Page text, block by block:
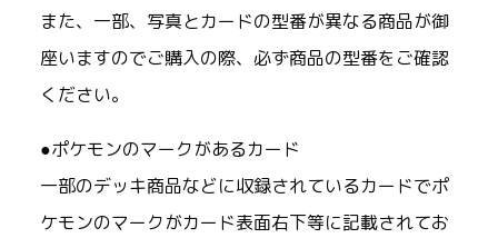
また、一部、写真とカードの型番が異なる商品が御
座いますのでご購入の際、必ず商品の型番をご確認
ください。
●ポケモンのマークがあるカード
一部のデッキ商品などに収録されているカードでポ
ケモンのマークがカード表面右下等に記載されてお